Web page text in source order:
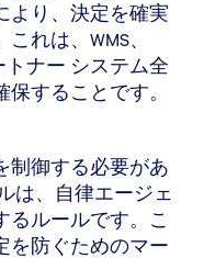
より、決定を確実
れは、WMS、
トナー システム全
することです。
制御する必要があ
は、自律エージェ
るルールです。こ
を防ぐためのマー